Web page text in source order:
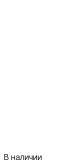
В наличии